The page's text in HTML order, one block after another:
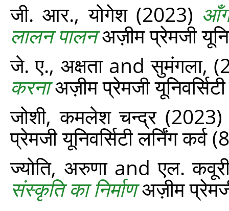
जी. आर., योगेश(2023)
लालन पालनअज़ीम प्रेमजी
जे. ए., अक्षताandसुमंगला,
करनाअज़ीम प्रेमजी
जोशी, कमलेश चन्द्र
प्रेमजी यूनिवर्सिटी लर्निंग
ज्योति, अरुणाandएल.
संस्कृति का निर्माणअज़ीम